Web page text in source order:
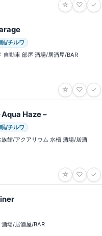
☆ ♡ ✓
/チルワ
自動車 部屋 酒場/居酒屋/BAR
☆ ♡ ✓
Aqua Haze –
/チルワ
族館/アクアリウム 水槽 酒場/居酒
☆ ♡ ✓
酒場/居酒屋/BAR